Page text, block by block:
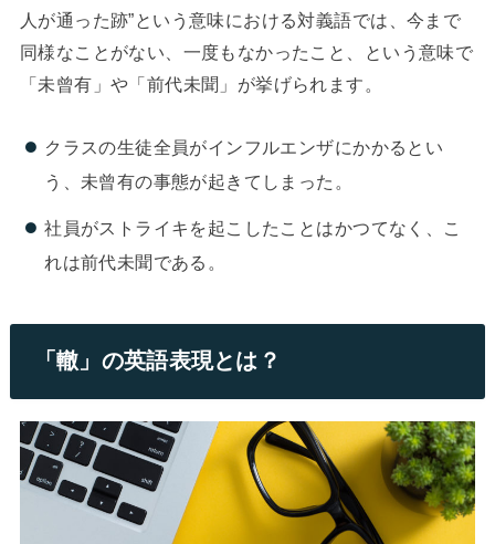
人が通った跡”という意味における対義語では、今まで
同様なことがない、一度もなかったこと、という意味で
「未曾有」や「前代未聞」が挙げられます。
クラスの生徒全員がインフルエンザにかかるとい
う、未曾有の事態が起きてしまった。
社員がストライキを起こしたことはかつてなく、こ
れは前代未聞である。
「轍」の英語表現とは？